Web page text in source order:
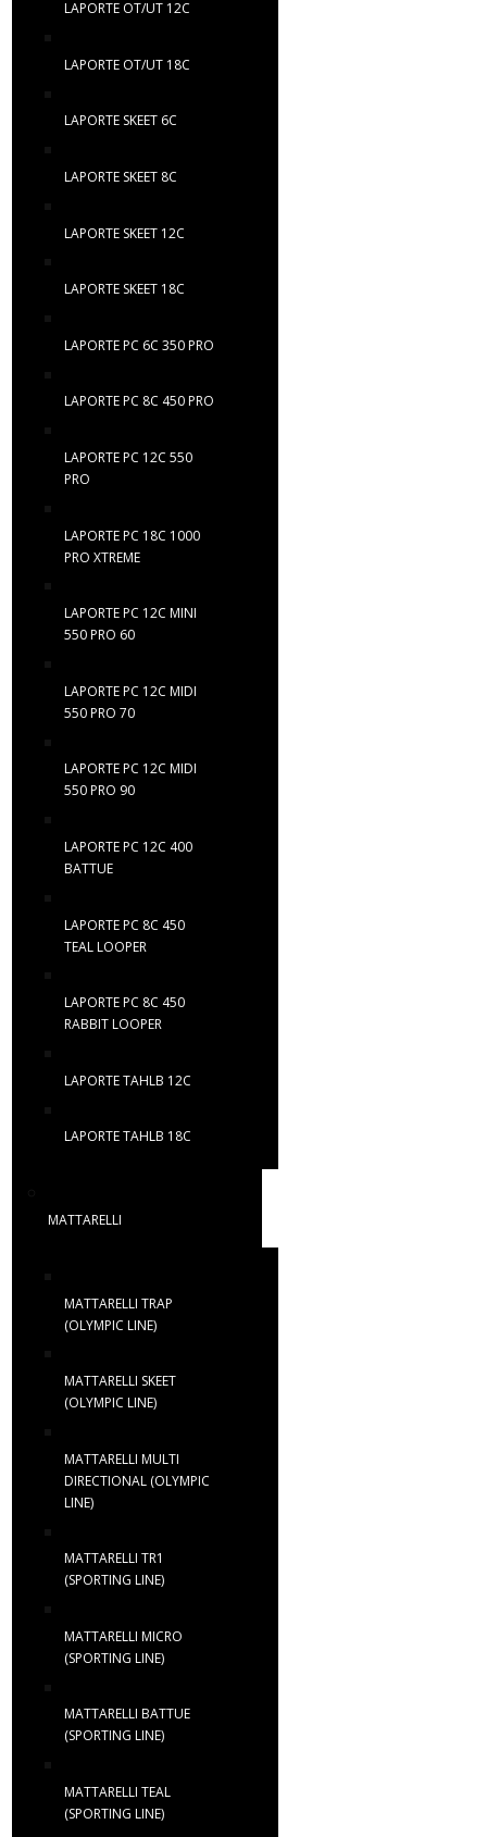
LAPORTE OT/UT 12C
LAPORTE OT/UT 18C
LAPORTE SKEET 6C
LAPORTE SKEET 8C
LAPORTE SKEET 12C
LAPORTE SKEET 18C
LAPORTE PC 6C 350 PRO
LAPORTE PC 8C 450 PRO
LAPORTE PC 12C 550
PRO
LAPORTE PC 18C 1000
PRO XTREME
LAPORTE PC 12C MINI
550 PRO 60
LAPORTE PC 12C MIDI
550 PRO 70
LAPORTE PC 12C MIDI
550 PRO 90
LAPORTE PC 12C 400
BATTUE
LAPORTE PC 8C 450
TEAL LOOPER
LAPORTE PC 8C 450
RABBIT LOOPER
LAPORTE TAHLB 12C
LAPORTE TAHLB 18C
MATTARELLI
MATTARELLI TRAP
(OLYMPIC LINE)
MATTARELLI SKEET
(OLYMPIC LINE)
MATTARELLI MULTI
DIRECTIONAL (OLYMPIC
LINE)
MATTARELLI TR1
(SPORTING LINE)
MATTARELLI MICRO
(SPORTING LINE)
MATTARELLI BATTUE
(SPORTING LINE)
MATTARELLI TEAL
(SPORTING LINE)